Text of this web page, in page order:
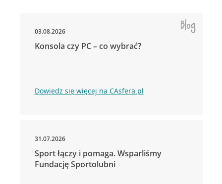
03.08.2026
Konsola czy PC – co wybrać?
Dowiedz się więcej na CAsfera.pl
31.07.2026
Sport łączy i pomaga. Wsparliśmy
Fundację Sportolubni